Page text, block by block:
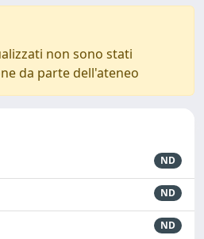
non sono stati
da parte dell'ateneo
ND
ND
ND